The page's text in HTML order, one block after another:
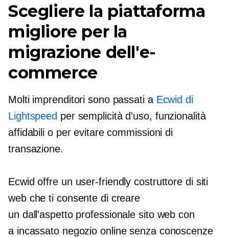
Scegliere la piattaforma
migliore per la
migrazione dell'e-
commerce
Molti imprenditori sono passati a Ecwid di
Lightspeed per semplicità d'uso, funzionalità
affidabili o per evitare commissioni di
transazione.
Ecwid offre un user-friendly costruttore di siti
web che ti consente di creare
un dall'aspetto professionale sito web con
a incassatonegozio online senza conoscenze